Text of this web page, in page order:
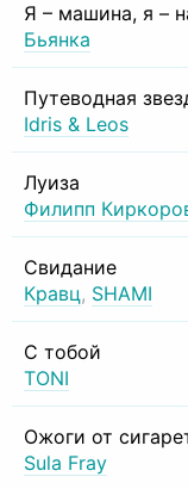
Я – машина, я –
Бьянка
Путеводная
Idris & Leos
Луиза
Филипп
Свидание
Кравц, SHAMI
С тобой
TONI
Ожоги от
Sula Fray